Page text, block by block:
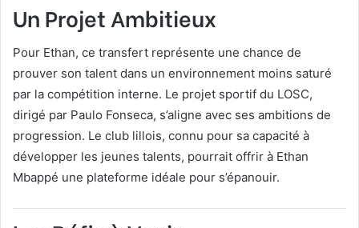
Un Projet Ambitieux
Pour Ethan, ce transfert représente une chance de
prouver son talent dans un environnement moins saturé
par la compétition interne. Le projet sportif du LOSC,
dirigé par Paulo Fonseca, s’aligne avec ses ambitions de
progression. Le club lillois, connu pour sa capacité à
développer les jeunes talents, pourrait offrir à Ethan
Mbappé une plateforme idéale pour s’épanouir.